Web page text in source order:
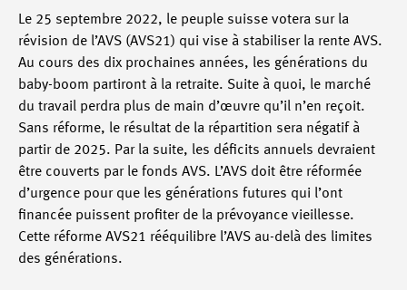
Le 25 septembre 2022, le peuple suisse votera sur la
révision de l’AVS (AVS21) qui vise à stabiliser la rente AVS.
Au cours des dix prochaines années, les générations du
baby-boom partiront à la retraite. Suite à quoi, le marché
du travail perdra plus de main d’œuvre qu’il n’en reçoit.
Sans réforme, le résultat de la répartition sera négatif à
partir de 2025. Par la suite, les déficits annuels devraient
être couverts par le fonds AVS. L’AVS doit être réformée
d’urgence pour que les générations futures qui l’ont
financée puissent profiter de la prévoyance vieillesse.
Cette réforme AVS21 rééquilibre l’AVS au-delà des limites
des générations.